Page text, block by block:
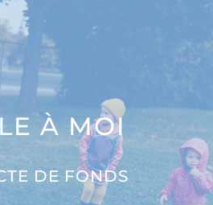
À MOI
DE FONDS